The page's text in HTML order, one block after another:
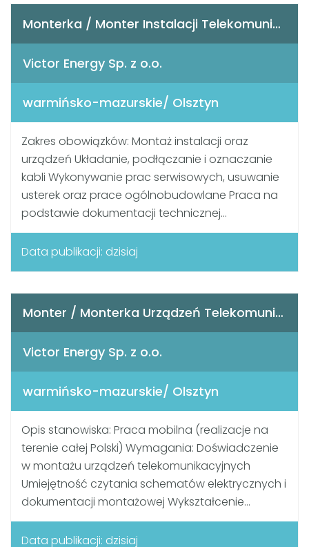
Monterka / Monter Instalacji Telekomunikacyjnych
Victor Energy Sp. z o.o.
warmińsko-mazurskie/ Olsztyn
Zakres obowiązków: Montaż instalacji oraz
urządzeń Układanie, podłączanie i oznaczanie
kabli Wykonywanie prac serwisowych, usuwanie
usterek oraz prace ogólnobudowlane Praca na
podstawie dokumentacji technicznej...
Data publikacji: dzisiaj
Monter / Monterka Urządzeń Telekomunikacyjnych
Victor Energy Sp. z o.o.
warmińsko-mazurskie/ Olsztyn
Opis stanowiska: Praca mobilna (realizacje na
terenie całej Polski) Wymagania: Doświadczenie
w montażu urządzeń telekomunikacyjnych
Umiejętność czytania schematów elektrycznych i
dokumentacji montażowej Wykształcenie...
Data publikacji: dzisiaj